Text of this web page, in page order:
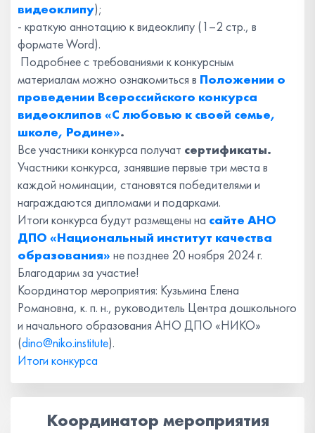
видеоклипу);
- краткую аннотацию к видеоклипу (1–2 стр., в
формате Word).
Подробнее с требованиями к конкурсным
материалам можно ознакомиться в Положении о
проведении Всероссийского конкурса
видеоклипов «С любовью к своей семье,
школе, Родине».
Все участники конкурса получат сертификаты.
Участники конкурса, занявшие первые три места в
каждой номинации, становятся победителями и
награждаются дипломами и подарками.
Итоги конкурса будут размещены на сайте АНО
ДПО «Национальный институт качества
образования» не позднее 20 ноября 2024 г.
Благодарим за участие!
Координатор мероприятия: Кузьмина Елена
Романовна, к. п. н., руководитель Центра дошкольного
и начального образования АНО ДПО «НИКО»
(dino@niko.institute).
Итоги конкурса
Координатор мероприятия